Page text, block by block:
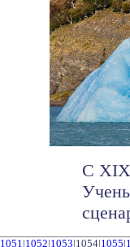
С XIX
1051|1052|1053|1054|1055|